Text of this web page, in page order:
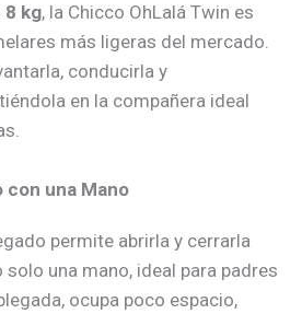
8 kg, la Chicco OhLalá Twin es
más ligeras del mercado.
conducirla y
en la compañera ideal
una Mano
permite abrirla y cerrarla
una mano, ideal para padres
ocupa poco espacio,